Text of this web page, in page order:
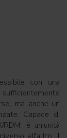
con una
ma anche un
Capace di
è un'unità